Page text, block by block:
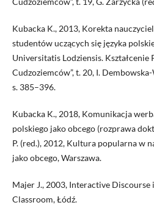
Kubacka K., 2013, Korekta
studentów uczących się języka
Universitatis Lodziensis. Kształcenie
Cudzoziemców”, t. 20, I.
s. 385–396.
Kubacka K., 2018, Komunikacja
polskiego jako obcego (rozprawa
P. (red.), 2012, Kultura popularna w
jako obcego, Warszawa.
Majer J., 2003, Interactive Discourse
Classroom, Łódź.